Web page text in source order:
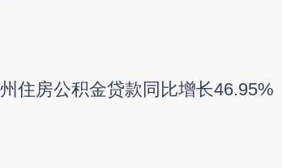
住房公积金贷款同比增长46.95%